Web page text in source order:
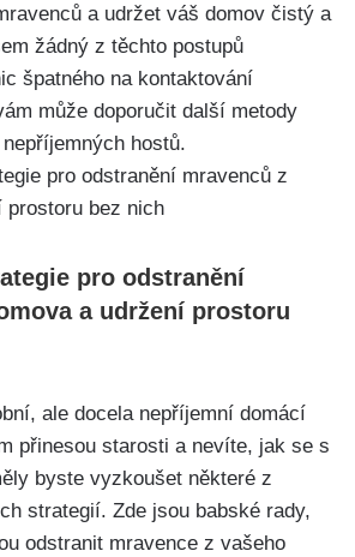
a udržet váš ⁣domov⁢ čistý⁢ a
žádný z těchto postupů
⁤špatného na kontaktování
může doporučit další metody
hostů.
pro odstranění
a udržení prostoru
ale docela nepříjemní domácí
přinesou‍ starosti a nevíte, jak se ​s
byste vyzkoušet některé z
strategií. Zde ⁢jsou babské rady,
odstranit​ mravence z vašeho